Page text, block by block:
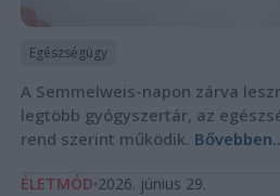
Egészségügy
A Semmelweis-napon zárva
legtöbb gyógyszertár, az
rend szerint működik.
ÉLETMÓD 2026. június 29.